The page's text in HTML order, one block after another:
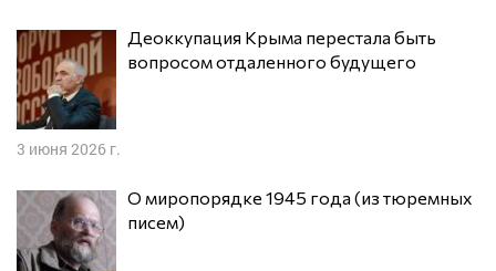
Деоккупация Крыма перестала быть
вопросом отдаленного будущего
3 июня 2026 г.
О миропорядке 1945 года (из тюремных
писем)